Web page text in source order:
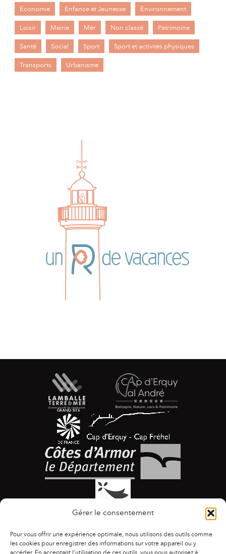
Gérer le consentement
Pour vous offrir une expérience optimale, nous utilisons des outils comme
les cookies pour enregistrer des informations sur votre appareil ou y
accéder. En acceptant l'utilisation de ces outils, vous nous autorisez à
Economie Enfance et Jeunesse Environnement
Loisir Mairie Mer Non classé Patrimoine
Santé Social Sport Sport et activités physiques
Transports Urbanisme